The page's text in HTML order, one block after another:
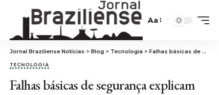
Aa
Jornal Braziliense Notícias > Blog > Tecnologia > Falhas básicas de segurança explicam avanço de ataques hackers no Brasil
TECNOLOGIA
Falhas básicas de segurança explicam